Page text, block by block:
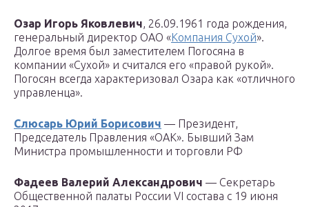
Озар Игорь Яковлевич, 26.09.1961 года рождения,
генеральный директор ОАО «Компания Сухой».
Долгое время был заместителем Погосяна в
компании «Сухой» и считался его «правой рукой».
Погосян всегда характеризовал Озара как «отличного
управленца».
Слюсарь Юрий Борисович — Президент,
Председатель Правления «ОАК». Бывший Зам
Министра промышленности и торговли РФ
Фадеев Валерий Александрович — Секретарь
Общественной палаты России VI состава с 19 июня